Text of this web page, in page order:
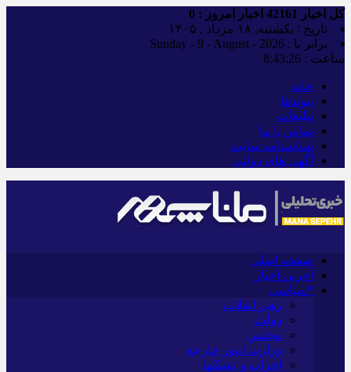
کل اخبار اخبار امروز : 0
تاریخ : یکشنبه, ۱۸ مرداد , ۱۴۰۵
برابر با : Sunday - 9 - August - 2026
ساعت : 8:43:27
خانه
پیوندها
تبلیغات
تماس با ما
شناسنامه سایت
آگهی های دولتی
صفحه اصلی
آخرین اخبار
*سیاسی
رهبر انقلاب
دولت
مجلس
وزارت امور خارجه
احزاب و تشکلها